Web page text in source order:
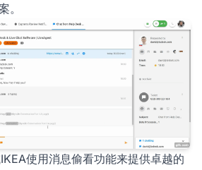
。
使用消息偷看功能来提供卓越的